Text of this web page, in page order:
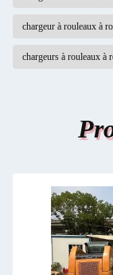
chargeur à rouleaux à
chargeurs à rouleaux à